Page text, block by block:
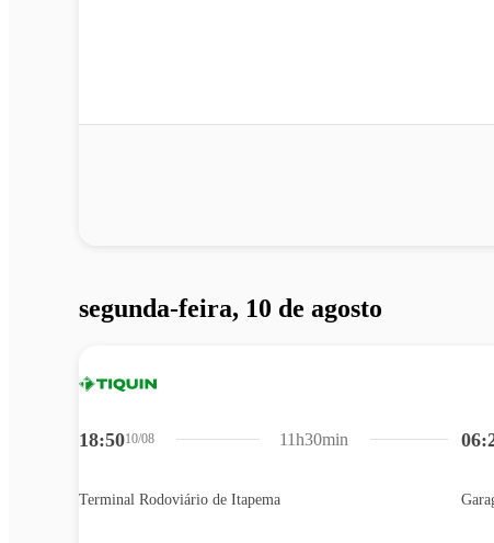
segunda-feira, 10 de agosto
18:5010/08
Terminal Rodoviário de Itapema
11h30min